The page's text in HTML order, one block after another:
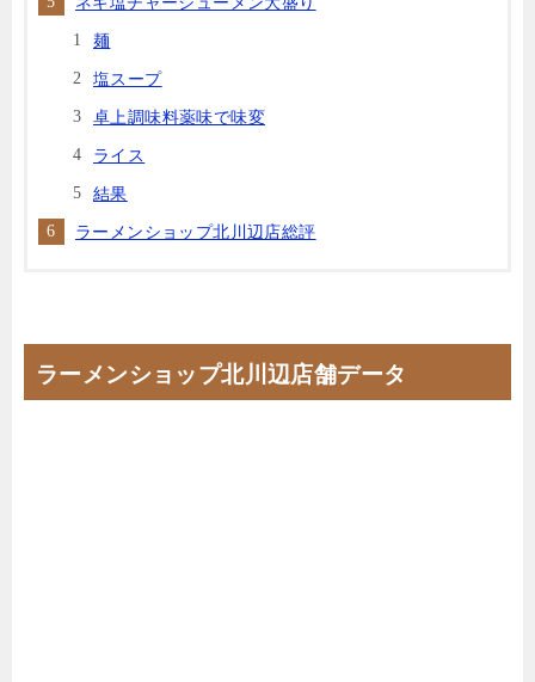
麺
塩スープ
卓上調味料薬味で味変
ライス
結果
ラーメンショップ北川辺店総評
ラーメンショップ北川辺店舗データ